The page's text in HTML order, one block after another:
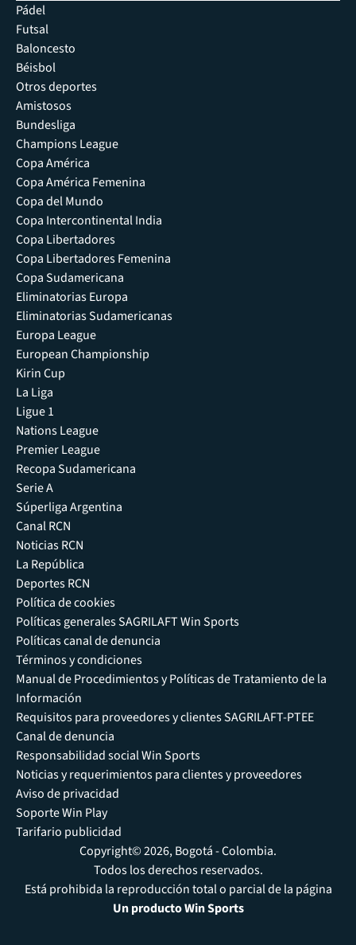
Pádel
Futsal
Baloncesto
Béisbol
Otros deportes
Amistosos
Bundesliga
Champions League
Copa América
Copa América Femenina
Copa del Mundo
Copa Intercontinental India
Copa Libertadores
Copa Libertadores Femenina
Copa Sudamericana
Eliminatorias Europa
Eliminatorias Sudamericanas
Europa League
European Championship
Kirin Cup
La Liga
Ligue 1
Nations League
Premier League
Recopa Sudamericana
Serie A
Súperliga Argentina
Canal RCN
Noticias RCN
La República
Deportes RCN
Política de cookies
Políticas generales SAGRILAFT Win Sports
Políticas canal de denuncia
Términos y condiciones
Manual de Procedimientos y Políticas de Tratamiento de la
Información
Requisitos para proveedores y clientes SAGRILAFT-PTEE
Canal de denuncia
Responsabilidad social Win Sports
Noticias y requerimientos para clientes y proveedores
Aviso de privacidad
Soporte Win Play
Tarifario publicidad
Copyright© 2026, Bogotá - Colombia.
Todos los derechos reservados.
Está prohibida la reproducción total o parcial de la página
Un producto Win Sports